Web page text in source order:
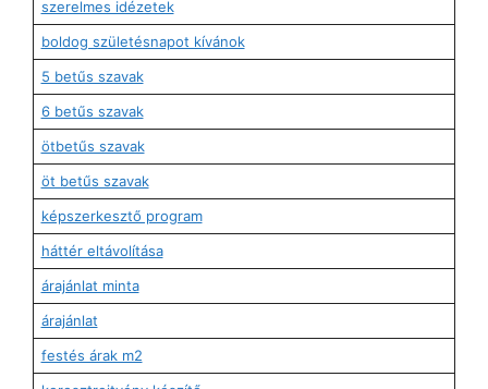
szerelmes idézetek
boldog születésnapot kívánok
5 betűs szavak
6 betűs szavak
ötbetűs szavak
öt betűs szavak
képszerkesztő program
háttér eltávolítása
árajánlat minta
árajánlat
festés árak m2